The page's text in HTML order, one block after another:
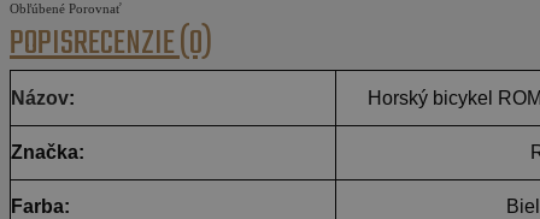
Obľúbené Porovnať
POPISRECENZIE (0)
Názov: Horský bicykel
Značka:
Farba: